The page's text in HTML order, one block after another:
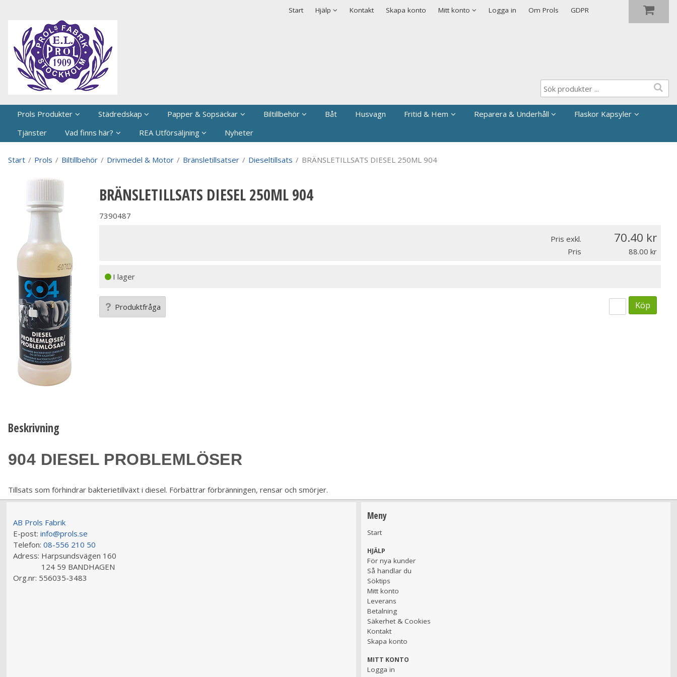
Start Hjälp
Säkerhet & Cookies Kontakt Skapa konto Mitt konto Logga in Om Prols GDPR
Prols Produkter Städredskap Papper & Sopsäckar Biltillbehör Båt Husvagn Fritid & Hem Reparera & Underhåll
Flaskor Kapsyler
Tjänster
Vad finns här? REA Utförsäljning Nyheter
Start / Prols / Biltillbehör / Drivmedel & Motor / Bränsletillsatser / Dieseltillsats / BRÄNSLETILLSATS DIESEL 250ML 904
BRÄNSLETILLSATS DIESEL 250ML 904
7390487
Pris exkl. 70.40
Pris 88.00
I lager
Produktfråga Köp
Beskrivning
904 DIESEL PROBLEMLÖSER
Tillsats som förhindrar bakterietillväxt i diesel. Förbättrar förbränningen, rensar och smörjer.
AB Prols Fabrik
E-post: info@prols.se
Telefon: 08-556 210 50
Adress: Harpsundsvägen 160
124 59 BANDHAGEN
Org.nr: 556035-3483
Meny
Start
HJÄLP
För nya kunder
Så handlar du
Söktips
Mitt konto
Leverans
Betalning
Säkerhet & Cookies
Kontakt
Skapa konto
MITT KONTO
Logga in